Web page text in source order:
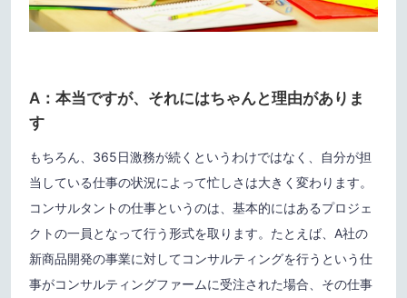
A：本当ですが、それにはちゃんと理由がありま
す
もちろん、365日激務が続くというわけではなく、自分が担
当している仕事の状況によって忙しさは大きく変わります。
コンサルタントの仕事というのは、基本的にはあるプロジェ
クトの一員となって行う形式を取ります。たとえば、A社の
新商品開発の事業に対してコンサルティングを行うという仕
事がコンサルティングファームに受注された場合、その仕事